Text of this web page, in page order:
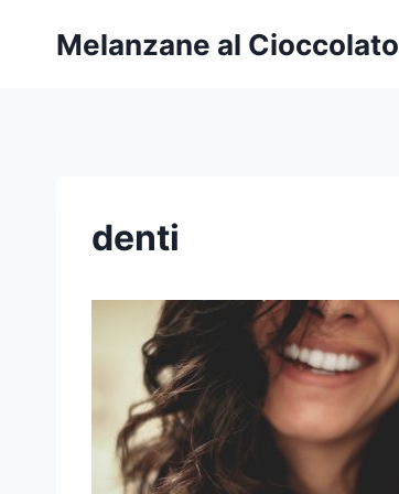
Melanzane al Cioccolato
denti